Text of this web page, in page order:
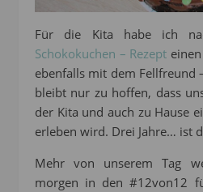
Für die Kita habe ich
Schokokuchen – Rezept
ebenfalls mit dem Fellfreund
bleibt nur zu hoffen, dass
der Kita und auch zu Hause
erleben wird. Drei Jahre… ist
Mehr von unserem Tag
morgen in den #12von12